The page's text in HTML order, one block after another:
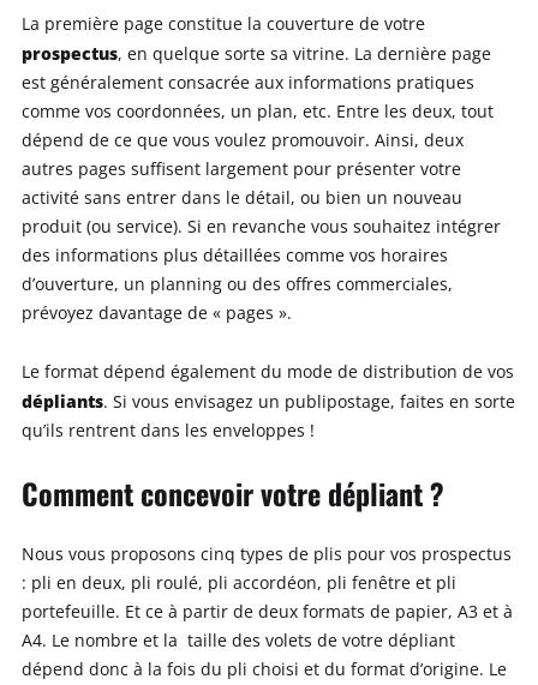
La première page constitue la couverture de votre
prospectus, en quelque sorte sa vitrine. La dernière page
est généralement consacrée aux informations pratiques
comme vos coordonnées, un plan, etc. Entre les deux, tout
dépend de ce que vous voulez promouvoir. Ainsi, deux
autres pages suffisent largement pour présenter votre
activité sans entrer dans le détail, ou bien un nouveau
produit (ou service). Si en revanche vous souhaitez intégrer
des informations plus détaillées comme vos horaires
d’ouverture, un planning ou des offres commerciales,
prévoyez davantage de « pages ».
Le format dépend également du mode de distribution de vos
dépliants. Si vous envisagez un publipostage, faites en sorte
qu’ils rentrent dans les enveloppes !
Comment concevoir votre dépliant ?
Nous vous proposons cinq types de plis pour vos prospectus
: pli en deux, pli roulé, pli accordéon, pli fenêtre et pli
portefeuille. Et ce à partir de deux formats de papier, A3 et à
A4. Le nombre et la taille des volets de votre dépliant
dépend donc à la fois du pli choisi et du format d’origine. Le